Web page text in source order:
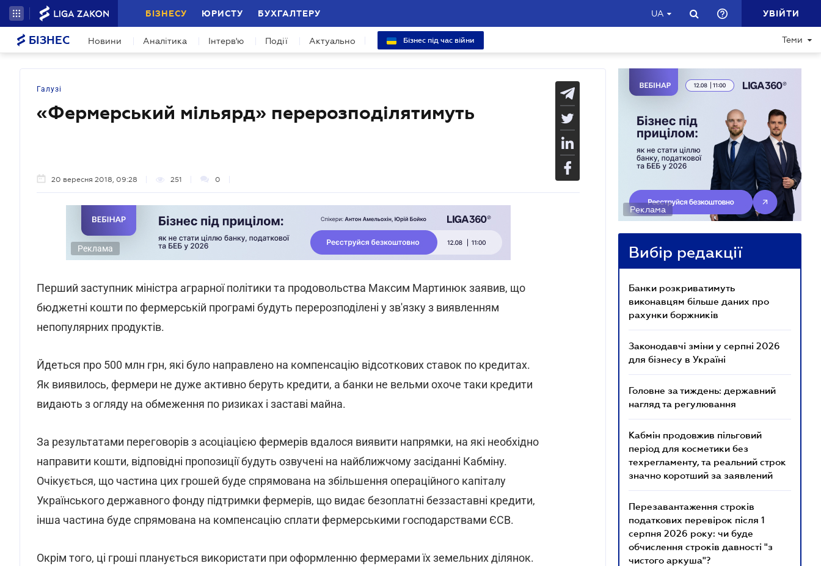
БІЗНЕСУ ЮРИСТУ БУХГАЛТЕРУ UA УВІЙТИ
БІЗНЕС Новини Аналітика Інтерв'ю Події Актуально Бізнес під час війни Теми
Галузі
«Фермерський мільярд» перерозподілятимуть
20 вересня 2018, 09:28 251 0
Реклама
Перший заступник міністра аграрної політики та продовольства Максим Мартинюк заявив, що
бюджетні кошти по фермерській програмі будуть перерозподілені у зв'язку з виявленням
непопулярних продуктів.
Йдеться про 500 млн грн, які було направлено на компенсацію відсоткових ставок по кредитах.
Як виявилось, фермери не дуже активно беруть кредити, а банки не вельми охоче таки кредити
видають з огляду на обмеження по ризиках і заставі майна.
За результатами переговорів з асоціацією фермерів вдалося виявити напрямки, на які необхідно
направити кошти, відповідні пропозиції будуть озвучені на найближчому засіданні Кабміну.
Очікується, що частина цих грошей буде спрямована на збільшення операційного капіталу
Українського державного фонду підтримки фермерів, що видає безоплатні беззаставні кредити,
інша частина буде спрямована на компенсацію сплати фермерськими господарствами ЄСВ.
Окрім того, ці гроші планується використати при оформленню фермерами їх земельних ділянок.
Реклама
Вибір редакції
Банки розкриватимуть
виконавцям більше даних про
рахунки боржників
Законодавчі зміни у серпні 2026
для бізнесу в Україні
Головне за тиждень: державний
нагляд та регулювання
Кабмін продовжив пільговий
період для косметики без
техрегламенту, та реальний строк
значно коротший за заявлений
Перезавантаження строків
податкових перевірок після 1
серпня 2026 року: чи буде
обчислення строків давності "з
чистого аркуша"?